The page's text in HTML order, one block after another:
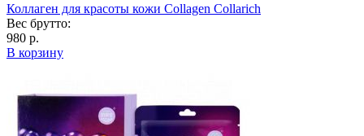
Коллаген для красоты кожи Collagen Collarich
Вес брутто:
980 р.
В корзину